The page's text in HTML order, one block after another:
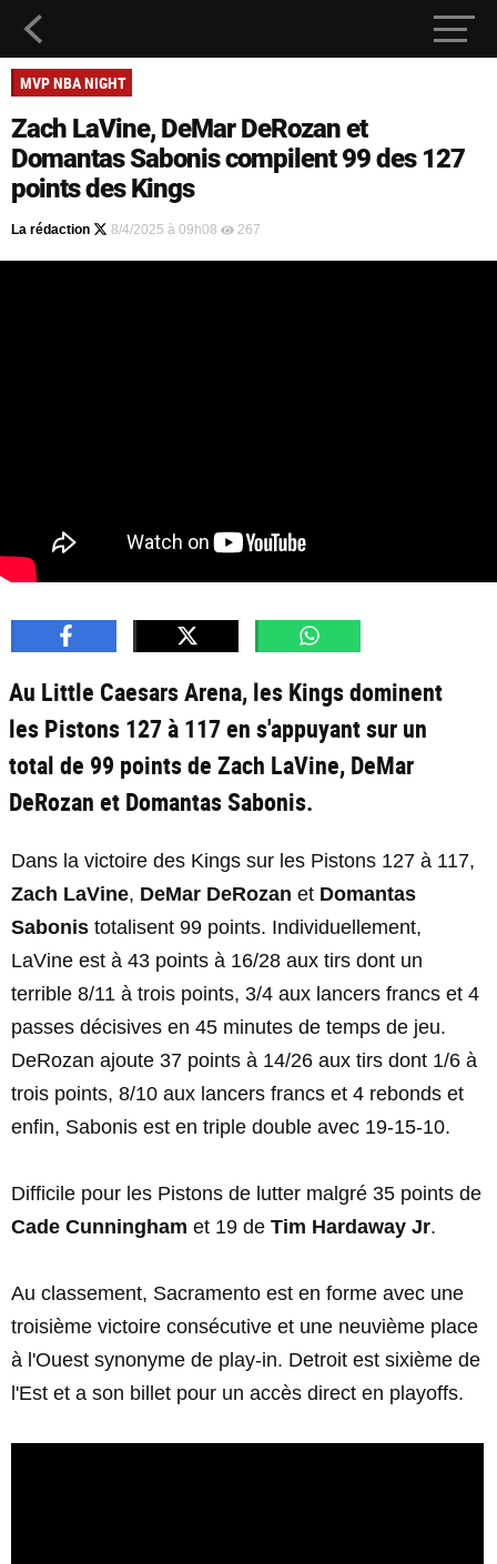
MVP NBA NIGHT
Zach LaVine, DeMar DeRozan et
Domantas Sabonis compilent 99 des 127
points des Kings
La rédaction 8/4/2025 à 09h08 267
Au Little Caesars Arena, les Kings dominent
les Pistons 127 à 117 en s'appuyant sur un
total de 99 points de Zach LaVine, DeMar
DeRozan et Domantas Sabonis.
Dans la victoire des Kings sur les Pistons 127 à 117,
Zach LaVine, DeMar DeRozan et Domantas
Sabonis totalisent 99 points. Individuellement,
LaVine est à 43 points à 16/28 aux tirs dont un
terrible 8/11 à trois points, 3/4 aux lancers francs et 4
passes décisives en 45 minutes de temps de jeu.
DeRozan ajoute 37 points à 14/26 aux tirs dont 1/6 à
trois points, 8/10 aux lancers francs et 4 rebonds et
enfin, Sabonis est en triple double avec 19-15-10.
Difficile pour les Pistons de lutter malgré 35 points de
Cade Cunningham et 19 de Tim Hardaway Jr.
Au classement, Sacramento est en forme avec une
troisième victoire consécutive et une neuvième place
à l'Ouest synonyme de play-in. Detroit est sixième de
l'Est et a son billet pour un accès direct en playoffs.